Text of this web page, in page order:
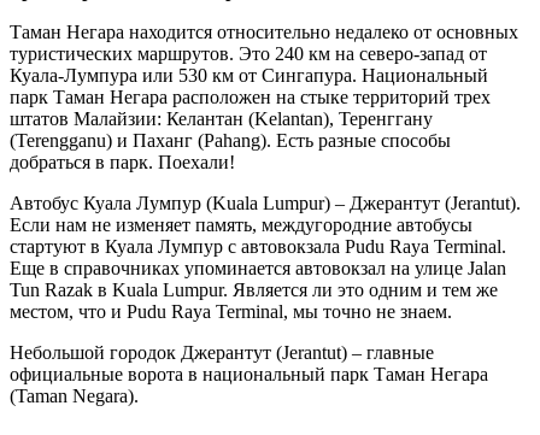
Таман Негара находится относительно недалеко от основных
туристических маршрутов. Это 240 км на северо-запад от
Куала-Лумпура или 530 км от Сингапура. Национальный
парк Таман Негара расположен на стыке территорий трех
штатов Малайзии: Келантан (Kelantan), Теренггану
(Terengganu) и Паханг (Pahang). Есть разные способы
добраться в парк. Поехали!
Автобус Куала Лумпур (Kuala Lumpur) – Джерантут (Jerantut).
Если нам не изменяет память, междугородние автобусы
стартуют в Куала Лумпур с автовокзала Pudu Raya Terminal.
Еще в справочниках упоминается автовокзал на улице Jalan
Tun Razak в Kuala Lumpur. Является ли это одним и тем же
местом, что и Pudu Raya Terminal, мы точно не знаем.
Небольшой городок Джерантут (Jerantut) – главные
официальные ворота в национальный парк Таман Негара
(Taman Negara).